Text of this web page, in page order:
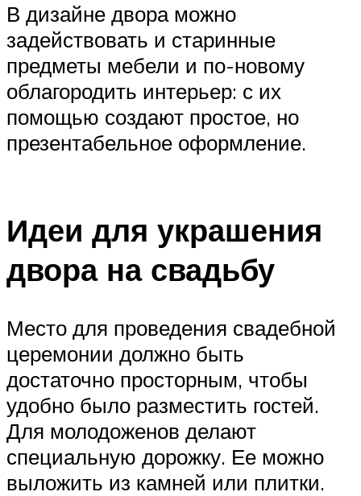
В дизайне двора можно
задействовать и старинные
предметы мебели и по-новому
облагородить интерьер: с их
помощью создают простое, но
презентабельное оформление.
Идеи для украшения
двора на свадьбу
Место для проведения свадебной
церемонии должно быть
достаточно просторным, чтобы
удобно было разместить гостей.
Для молодоженов делают
специальную дорожку. Ее можно
выложить из камней или плитки.